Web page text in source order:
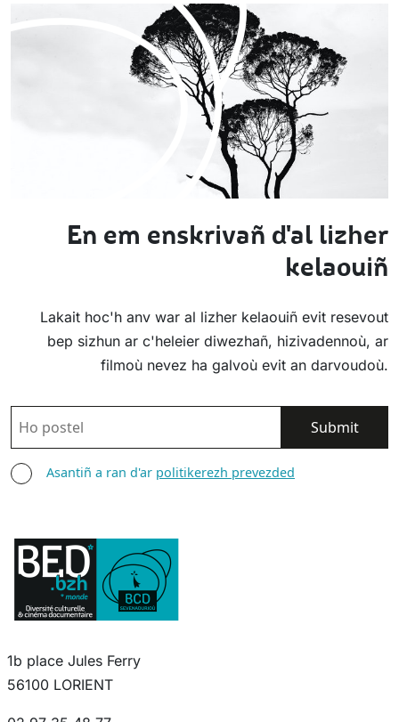
En em enskrivañ d'al lizher
kelaouiñ
Lakait hoc'h anv war al lizher kelaouiñ evit resevout
bep sizhun ar c'heleier diwezhañ, hizivadennoù, ar
filmoù nevez ha galvoù evit an darvoudoù.
POSTEL
ASANTIÑAsantiñ a ran d'ar politikerezh prevezded
1b place Jules Ferry
56100 LORIENT